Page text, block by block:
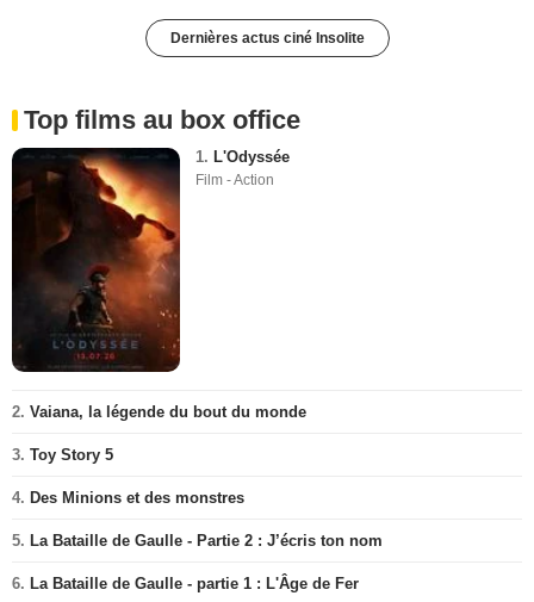
Dernières actus ciné Insolite
Top films au box office
1. L'Odyssée
Film - Action
2. Vaiana, la légende du bout du monde
3. Toy Story 5
4. Des Minions et des monstres
5. La Bataille de Gaulle - Partie 2 : J’écris ton nom
6. La Bataille de Gaulle - partie 1 : L'Âge de Fer